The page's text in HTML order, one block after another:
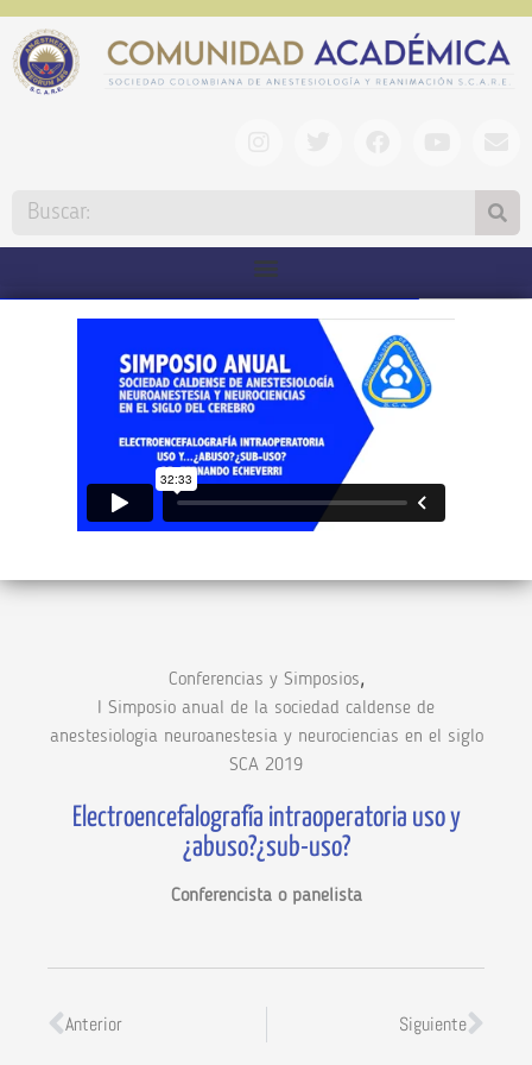
Conferencias y Simposios,
I Simposio anual de la sociedad caldense de
anestesiologia neuroanestesia y neurociencias en el siglo
SCA 2019
Electroencefalografía intraoperatoria uso y
¿abuso?¿sub-uso?
Conferencista o panelista
Anterior Siguiente